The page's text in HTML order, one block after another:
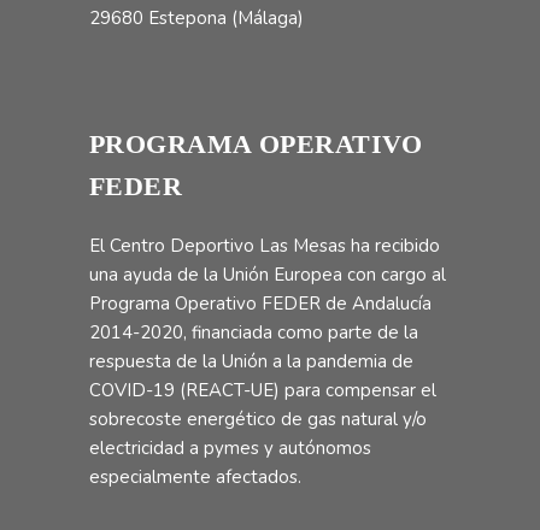
29680 Estepona (Málaga)
PROGRAMA OPERATIVO
FEDER
El Centro Deportivo Las Mesas ha recibido
una ayuda de la Unión Europea con cargo al
Programa Operativo FEDER de Andalucía
2014-2020, financiada como parte de la
respuesta de la Unión a la pandemia de
COVID-19 (REACT-UE) para compensar el
sobrecoste energético de gas natural y/o
electricidad a pymes y autónomos
especialmente afectados.